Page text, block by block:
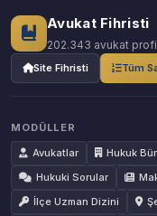
Avukat Fihristi
202.343 avukat
Site Fihristi Tüm
MODÜLLER
Avukatlar
Hukuk
Hukuki Sorular
İlçe Uzman Dizini